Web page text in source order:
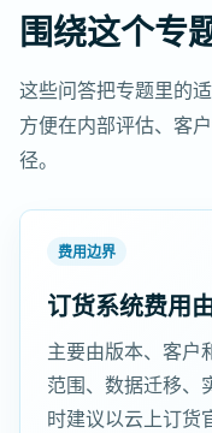
围绕这个专
这些问答把专题里的
方便在内部评估、客
径。
费用边界
订货系统费用
主要由版本、客户
范围、数据迁移、
时建议以云上订货